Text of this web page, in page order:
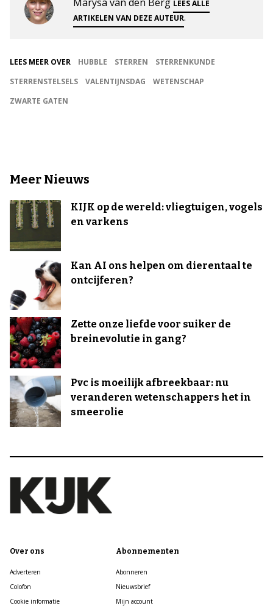
LEES ALLE
ARTIKELEN VAN DEZE AUTEUR.
LEES MEER OVER HUBBLE STERREN
STERRENKUNDE
STERRENSTELSELS
VALENTIJNSDAG
WETENSCHAP
ZWARTE GATEN
Meer Nieuws
KIJK op de wereld: vliegtuigen, vogels
en varkens
Kan AI ons helpen om dierentaal te
ontcijferen?
Zette onze liefde voor suiker de
breinevolutie in gang?
Pvc is moeilijk afbreekbaar: nu
veranderen wetenschappers het in
smeerolie
Over ons
Adverteren
Colofon
Cookie informatie
Abonnementen
Abonneren
Nieuwsbrief
Mijn account